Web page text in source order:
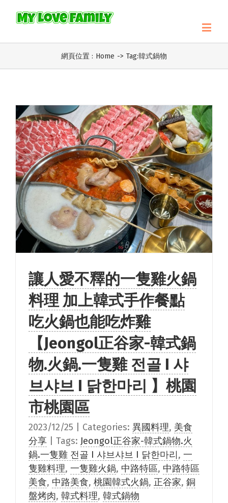
網頁位置 : Home -> Tag:韓式鍋物
讓人愛不釋的一隻雞火鍋
料理 加上韓式手作餐點
吃火鍋也能吃炸雞
【Jeongol正谷家-韓式鍋
物.火鍋.一隻雞 전골 I 샤
브샤브 I 닭한마리 】桃園
市桃園區
2023/12/25 Categories: 異國料理, 美食
分享
Tags: Jeongol正谷家-韓式鍋物.火
鍋.一隻雞 전골 I 샤브샤브 I 닭한마리, 一
隻雞料理, 一隻雞火鍋, 中路特區, 中路特區
美食, 中路美食, 桃園韓式火鍋, 正谷家, 銅
盤烤肉, 韓式料理, 韓式鍋物